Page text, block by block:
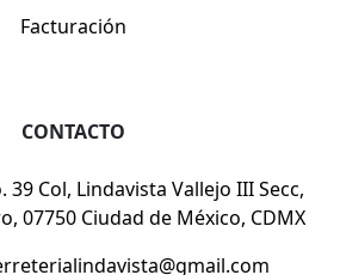
Facturación
CONTACTO
39 Col, Lindavista Vallejo III Secc,
07750 Ciudad de México, CDMX